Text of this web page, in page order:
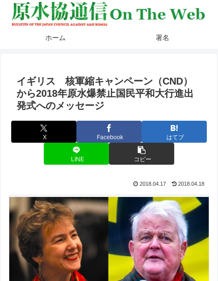
ホーム 署名
イギリス 核軍縮キャンペーン（CND）
から2018年原水爆禁止国民平和大行進出
発式へのメッセージ
X Facebook はてブ
LINE コピー
2018.04.17 2018.04.18